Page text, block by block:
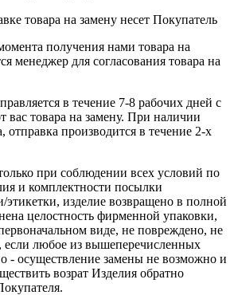
товара на замену несет Покупатель
получения нами товара на
менеджер для согласования товара на
в течение 7-8 рабочих дней с
вас товара на замену. При наличии
производится в течение 2-х
при соблюдении всех условий по
и комплектности посылки
этикетки, изделие возвращено в полной
целостность фирменной упаковки,
виде, не повреждено, не
если любое из вышеперечисленных
- осуществление замены не возможно и
возрат Изделия обратно